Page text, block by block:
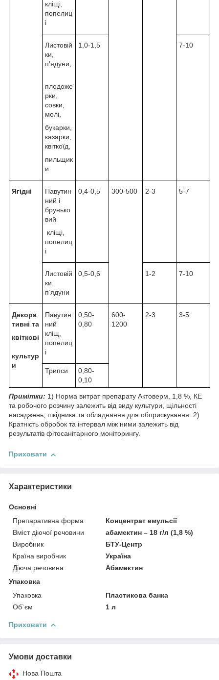
кліщі,
попелиц
і
Листовій
ки,
п’ядуни,
плодоже
рки,
совки,
молі,
букарки,
казарки,
квіткоїд,
пильщик
и
1,0-1,5 7-10
Ягідні
Павутин
ний і
брунько
вий
кліщі,
попелиц
і
0,4-0,5 300-500 2-3 5-7
Листовій
ки,
п’ядуни
0,5-0,6 1-2 7-10
Декора
тивні та
квіткові
культур
и
Павутин
ний
кліщ,
попелиц
і
0,50-
0,80
600-
1200
2-3 3-5
Трипси
0,80-
0,10
Примітки: 1) Норма витрат препарату Актоверм, 1,8 %, КЕ
та робочого розчину залежить від виду культури, щільності
насаджень, шкідника та обладнання для обприскування. 2)
Кратність обробок та інтервал між ними залежить від
результатів фітосанітарного моніторингу.
Приховати
Характеристики
Основні
Препаративна форма
Концентрат емульсії
Вміст діючої речовини
абамектин – 18 г/л (1,8 %)
Виробник
БТУ-Центр
Країна виробник
Україна
Діюча речовина
Абамектин
Упаковка
Упаковка
Пластикова банка
Об`єм
1 л
Приховати
Умови доставки
Нова Пошта